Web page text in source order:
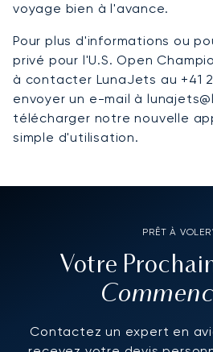
voyage bien à l'avance.
Pour plus d'informations ou
privé pour l'U.S. Open
à contacter LunaJets au +41
envoyer un e-mail à
télécharger notre nouvelle
simple d'utilisation.
PRÊT À
Votre
Contactez un expert en